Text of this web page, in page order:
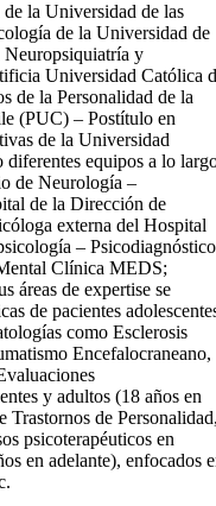
la Universidad de las
de la Universidad de
y
Universidad Católica
de la Personalidad de la
(PUC) – Postítulo en
de la Universidad
equipos a lo
de Neurología –
de la Dirección de
externa del Hospital
–
Clínica MEDS;
áreas de expertise se
de pacientes
como Esclerosis
Encefalocraneano,
y adultos (18 años en
Trastornos de
psicoterapéuticos en
en adelante), enfocados